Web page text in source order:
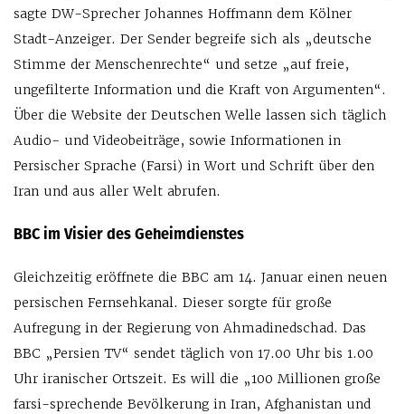
sagte DW-Sprecher Johannes Hoffmann dem Kölner
Stadt-Anzeiger. Der Sender begreife sich als „deutsche
Stimme der Menschenrechte“ und setze „auf freie,
ungefilterte Information und die Kraft von Argumenten“.
Über die Website der Deutschen Welle lassen sich täglich
Audio- und Videobeiträge, sowie Informationen in
Persischer Sprache (Farsi) in Wort und Schrift über den
Iran und aus aller Welt abrufen.
BBC im Visier des Geheimdienstes
Gleichzeitig eröffnete die BBC am 14. Januar einen neuen
persischen Fernsehkanal. Dieser sorgte für große
Aufregung in der Regierung von Ahmadinedschad. Das
BBC „Persien TV“ sendet täglich von 17.00 Uhr bis 1.00
Uhr iranischer Ortszeit. Es will die „100 Millionen große
farsi-sprechende Bevölkerung in Iran, Afghanistan und